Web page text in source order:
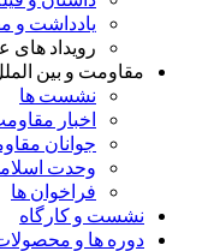
یادداشت و
رویداد های
مقاومت و بین
نشست ها
اخبار
جوانان
وحدت
فراخوان ها
نشست و کارگاه
دوره ها و